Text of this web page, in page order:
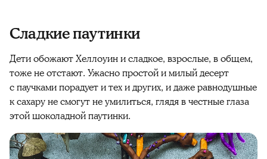
Сладкие паутинки
Дети обожают Хеллоуин и сладкое, взрослые, в общем,
тоже не отстают. Ужасно простой и милый десерт
с паучками порадует и тех и других, и даже равнодушные
к сахару не смогут не умилиться, глядя в честные глаза
этой шоколадной паутинки.